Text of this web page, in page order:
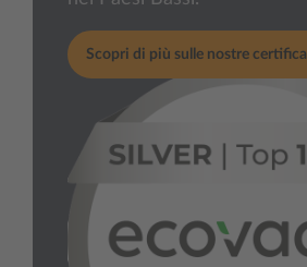
Scopri di più sulle nostre